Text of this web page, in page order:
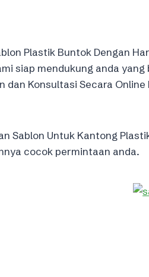
Plastik Buntok Dengan
siap mendukung anda
Konsultasi Secara Online
Sablon Untuk Kantong
cocok permintaan anda.